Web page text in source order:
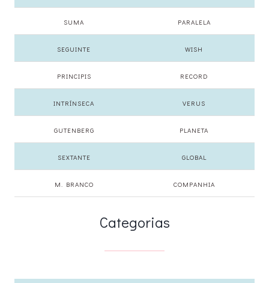
SUMA PARALELA
SEGUINTE WISH
PRINCIPIS RECORD
INTRÍNSECA VERUS
GUTENBERG PLANETA
SEXTANTE GLOBAL
M. BRANCO COMPANHIA
Categorias